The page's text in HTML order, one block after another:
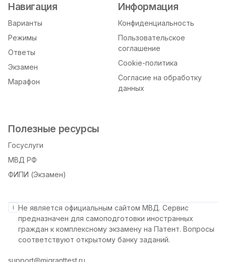
Навигация
Варианты
Режимы
Ответы
Экзамен
Марафон
Информация
Конфиденциальность
Пользовательское
соглашение
Cookie-политика
Согласие на обработку
данных
Полезные ресурсы
Госуслуги
МВД РФ
ФИПИ (Экзамен)
i Не является официальным сайтом МВД. Сервис
предназначен для самоподготовки иностранных
граждан к комплексному экзамену на Патент. Вопросы
соответствуют открытому банку заданий.
support@migranttest.ru